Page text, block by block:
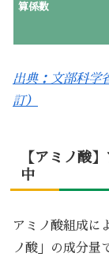
算係数
出典：文部科
訂）
【アミノ酸
中
アミノ酸組成に
ノ酸」の成分量